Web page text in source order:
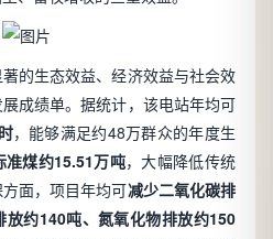
的生态效益、经济效益与社会效
成绩单。据统计，该电站年均可
，能够满足约48万群众的年度生
准煤约15.51万吨，大幅降低传统
面，项目年均可减少二氧化碳排
放约140吨、氮氧化物排放约150